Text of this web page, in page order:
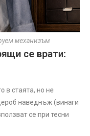
механизъм
се врати:
в стаята, но не
наведнъж (винаги
се при тесни